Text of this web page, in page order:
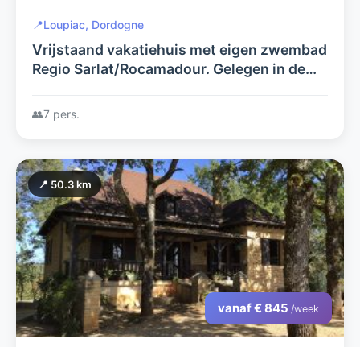
📍Loupiac, Dordogne
Vrijstaand vakatiehuis met eigen zwembad
Regio Sarlat/Rocamadour. Gelegen in de
👥7 pers.
📍 50.3 km
vanaf € 845 /week